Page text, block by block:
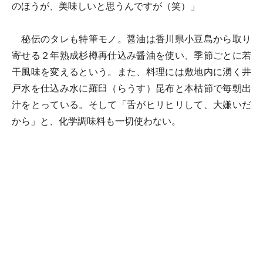
のほうが、美味しいと思うんですが（笑）」
秘伝のタレも特筆モノ。醤油は香川県小豆島から取り
寄せる２年熟成杉樽再仕込み醤油を使い、季節ごとに若
干風味を変えるという。また、料理には敷地内に湧く井
戸水を仕込み水に羅臼（らうす）昆布と本枯節で毎朝出
汁をとっている。そして「舌がヒリヒリして、大嫌いだ
から」と、化学調味料も一切使わない。